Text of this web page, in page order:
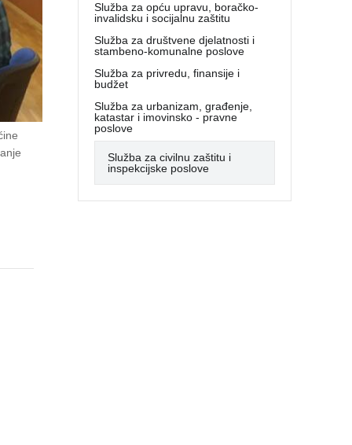
Služba za opću upravu, boračko-
invalidsku i socijalnu zaštitu
Služba za društvene djelatnosti i
stambeno-komunalne poslove
Služba za privredu, finansije i
budžet
Služba za urbanizam, građenje,
katastar i imovinsko - pravne
poslove
Služba za civilnu zaštitu i
inspekcijske poslove